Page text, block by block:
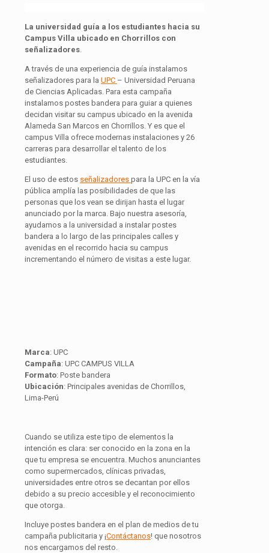
La universidad guía a los estudiantes hacia su
Campus Villa ubicado en Chorrillos con
señalizadores
A través de una experiencia de guía instalamos
señalizadores para la UPC – Universidad Peruana
de Ciencias Aplicadas. Para esta campaña
instalamos postes bandera para guiar a quienes
decidan visitar su campus ubicado en la avenida
Alameda San Marcos en Chorrillos. Y es que el
campus Villa ofrece modernas instalaciones y 26
carreras para desarrollar el talento de los
estudiantes.
El uso de estos señalizadores para la UPC en la vía
pública amplía las posibilidades de que las
personas que los vean se dirijan hasta el lugar
anunciado por la marca. Bajo nuestra asesoría,
ayudamos a la universidad a instalar postes
bandera a lo largo de las principales calles y
avenidas en el recorrido hacia su campus
incrementando el número de visitas a este lugar.
Marca: UPC
Campaña: UPC CAMPUS VILLA
Formato: Poste bandera
Ubicación: Principales avenidas de Chorrillos,
Lima-Perú
Cuando se utiliza este tipo de elementos la
intención es clara: ser conocido en la zona en la
que tu empresa se encuentra. Muchos anunciantes
como supermercados, clínicas privadas,
universidades entre otros se decantan por ellos
debido a su precio accesible y el reconocimiento
que otorga.
Incluye postes bandera en el plan de medios de tu
campaña publicitaria y ¡Contáctanos! que nosotros
nos encargamos del resto.